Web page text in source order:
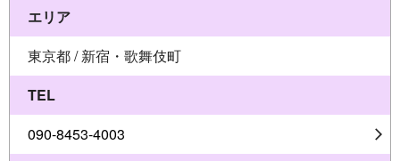
エリア
東京都 / 新宿・歌舞伎町
TEL
090-8453-4003